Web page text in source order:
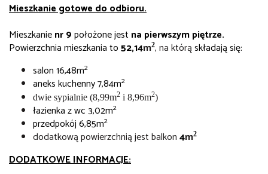
Mieszkanie gotowe do odbioru.
Mieszkanienr 9położone jest na pierwszym piętrze.
Powierzchnia mieszkania to52,14m2, na którąskładają się:
salon16,48m2
aneks kuchenny 7,84m2
dwie sypialnie (8,99m2 i 8,96m2)
łazienka z wc 3,02m2
przedpokój 6,85m2
dodatkową powierzchnią jest balkon4m2
DODATKOWE INFORMACJE: